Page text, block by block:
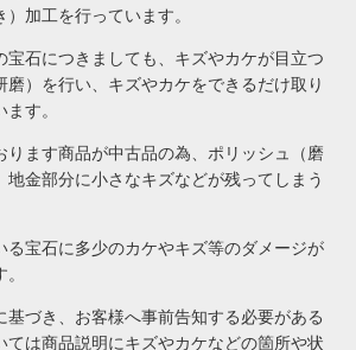
加工を行っています。
宝石につきましても、キズやカケが目立つ
磨）を行い、キズやカケをできるだけ取り
す。
ります商品が中古品の為、ポリッシュ（磨
地金部分に小さなキズなどが残ってしまう
る宝石に多少のカケやキズ等のダメージが
基づき、お客様へ事前告知する必要がある
ては商品説明にキズやカケなどの箇所や状